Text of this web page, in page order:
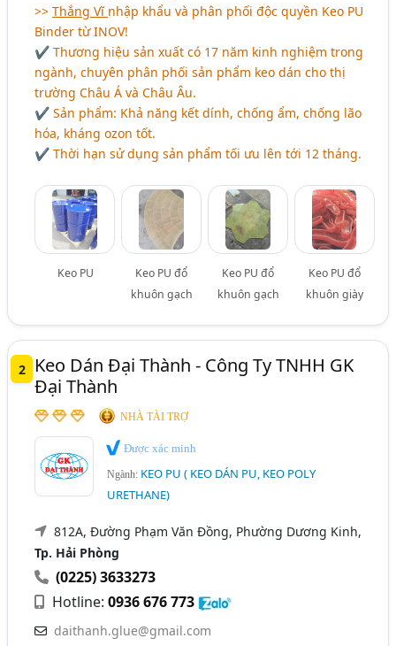
>>Thắng Vĩ nhập khẩu và phân phối độc quyền Keo PU
Binder từ INOV!
✔ Thương hiệu sản xuất có 17 năm kinh nghiệm trong
ngành, chuyên phân phối sản phẩm keo dán cho thị
trường Châu Á và Châu Âu.
✔ Sản phẩm: Khả năng kết dính, chống ẩm, chống lão
hóa, kháng ozon tốt.
✔ Thời hạn sử dụng sản phẩm tối ưu lên tới 12 tháng.
Keo PU
Keo PU đổ
khuôn gạch
Keo PU đổ
khuôn gạch
Keo PU đổ
khuôn giày
2
Keo Dán Đại Thành - Công Ty TNHH GK
Đại Thành
NHÀ TÀI TRỢ
Được xác minh
Ngành: KEO PU ( KEO DÁN PU, KEO POLY
URETHANE)
812A, Đường Phạm Văn Đồng, Phường Dương Kinh,
Tp. Hải Phòng
(0225) 3633273
Hotline:0936 676 773
daithanh.glue@gmail.com